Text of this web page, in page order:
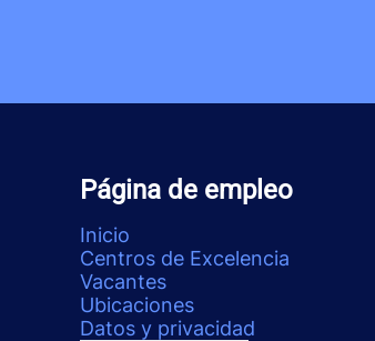
Página de empleo
Inicio
Centros de Excelencia
Vacantes
Ubicaciones
Datos y privacidad